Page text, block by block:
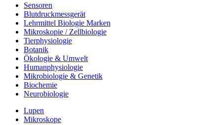
Sensoren
Blutdruckmessgerät
Lehrmittel Biologie Marken
Mikroskopie / Zellbiologie
Tierphysiologie
Botanik
Ökologie & Umwelt
Humanphysiologie
Mikrobiologie & Genetik
Biochemie
Neurobiologie
Lupen
Mikroskope